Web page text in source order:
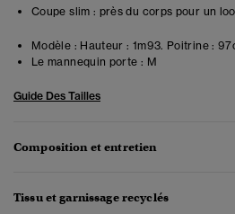
Coupe slim : près du corps pour un
Modèle : Hauteur : 1m93. Poitrine :
Le mannequin porte : M
Guide Des Tailles
Composition et entretien
Tissu et garnissage recyclés